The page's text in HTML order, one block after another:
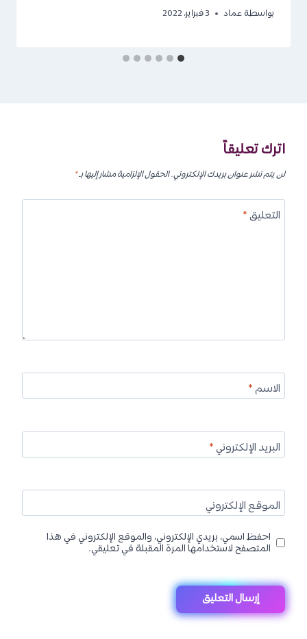
بواسطة عماد 3 فبراير، 2022
اترك تعليقاً
لن يتم نشر عنوان بريدك الإلكتروني.الحقول الإلزامية مشار إليها بـ*
التعليق*
الاسم*
البريد الإلكتروني*
الموقع الإلكتروني
احفظ اسمي، بريدي الإلكتروني، والموقع الإلكتروني في هذا
المتصفح لاستخدامها المرة المقبلة في تعليقي.